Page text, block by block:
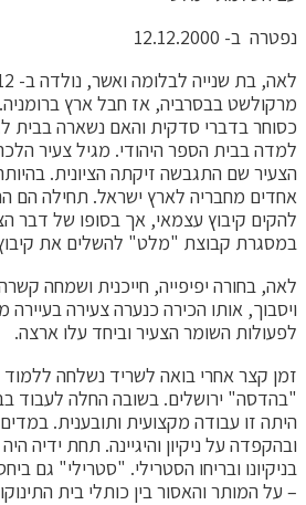
נפטרה ב- 12.12.2000
מרקולשט בבסרביה, אז חבל ארץ
כסוחר בדברי סדקית והאם נשארה בבית
למדה בבית הספר היהודי. מגיל צעיר
הצעיר שם התגבשה זיקתה הציונית.
אחדים מחבריה לארץ ישראל. תחילה הם
במסגרת קבוצת "מלט" להשלים את
לאה, בחורה יפיפייה, חייכנית ושמחה
ויסבוך, אותו הכירה כנערה צעירה
לפעולות השומר הצעיר וביחד עלו ארצה.
זמן קצר אחרי בואה לשריד נשלחה ללמוד
"בהדסה" ירושלים. בשובה החלה לעבוד
היתה זו עבודה מקצועית ותובענית.
ובהקפדה על ניקיון והיגיינה. תחת ידיה
בניקיונו ובריחו הסטרילי. "סטרילי" גם
– על המותר והאסור בין כותלי בית